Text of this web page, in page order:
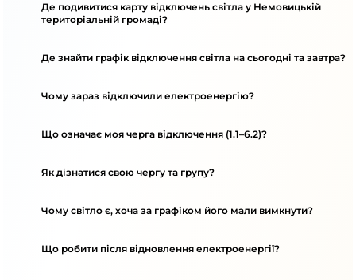
Де подивитися карту відключень світла у Немовицькій
територіальній громаді?
Де знайти графік відключення світла на сьогодні та завтра?
Чому зараз відключили електроенергію?
Що означає моя черга відключення (1.1–6.2)?
Як дізнатися свою чергу та групу?
Чому світло є, хоча за графіком його мали вимкнути?
Що робити після відновлення електроенергії?